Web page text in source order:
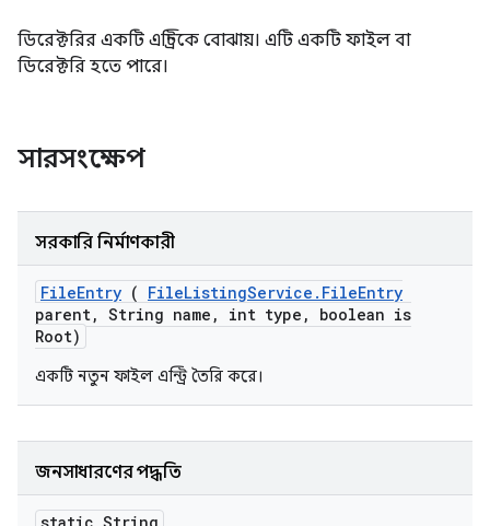
ডিরেক্টরির একটি এন্ট্রিকে বোঝায়। এটি একটি ফাইল বা
ডিরেক্টরি হতে পারে।
সারসংক্ষেপ
সরকারি নির্মাণকারী
FileEntry ( FileListingService . FileEntry
parent, String name , int type ,
boolean is
Root)
একটি নতুন ফাইল এন্ট্রি তৈরি করে।
জনসাধারণের পদ্ধতি